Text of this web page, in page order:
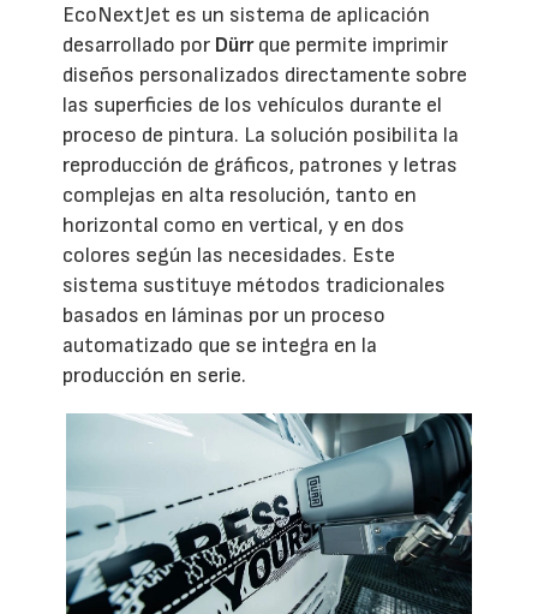
EcoNextJet es un sistema de aplicación
desarrollado por Dürrque permite imprimir
diseños personalizados directamente sobre
las superficies de los vehículos durante el
proceso de pintura. La solución posibilita la
reproducción de gráficos, patrones y letras
complejas en alta resolución, tanto en
horizontal como en vertical, y en dos
colores según las necesidades. Este
sistema sustituye métodos tradicionales
basados en láminas por un proceso
automatizado que se integra en la
producción en serie.